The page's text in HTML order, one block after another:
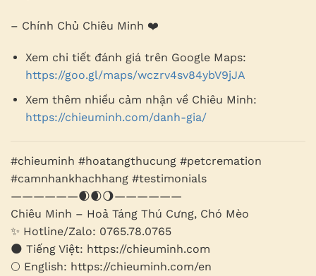
– Chính Chủ Chiêu Minh ❤️
Xem chi tiết đánh giá trên Google Maps:
https://goo.gl/maps/wczrv4sv84ybV9jJA
Xem thêm nhiều cảm nhận về Chiêu Minh:
https://chieuminh.com/danh-gia/
#chieuminh #hoatangthucung #petcremation
#camnhankhachhang #testimonials
——————🌒🌒🌖——————
Chiêu Minh – Hoả Táng Thú Cưng, Chó Mèo
✨ Hotline/Zalo: 0765.78.0765
🌑 Tiếng Việt: https://chieuminh.com
🌕 English: https://chieuminh.com/en